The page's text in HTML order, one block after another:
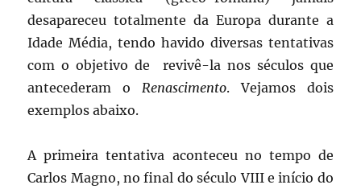
desapareceu totalmente da Europa durante a
Idade Média, tendo havido diversas tentativas
com o objetivo de revivê-la nos séculos que
antecederam o Renascimento. Vejamos dois
exemplos abaixo.
A primeira tentativa aconteceu no tempo de
Carlos Magno, no final do século VIII e início do